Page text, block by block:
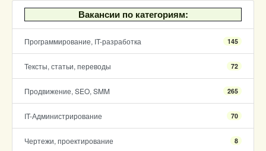
Вакансии по категориям:
Программирование, IT-разработка 145
Тексты, статьи, переводы 72
Продвижение, SEO, SMM 265
IT-Администрирование 70
Чертежи, проектирование 8